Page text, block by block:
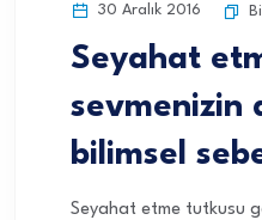
30 Aralık 2016
Seyahat
sevmenizin
bilimsel
Seyahat etme tutkusu